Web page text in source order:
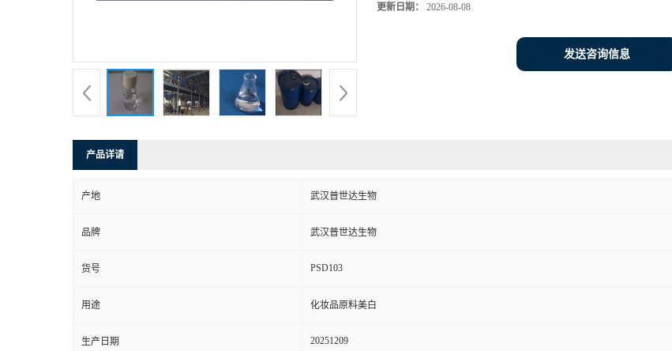
更新日期： 2026-08-08
发送咨询信息
产品详请
产地 武汉普世达生物
品牌 武汉普世达生物
货号 PSD103
用途 化妆品原料美白
生产日期 20251209